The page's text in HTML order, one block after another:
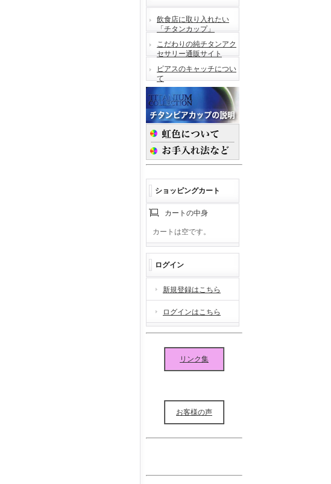
飲食店に取り入れたい
「チタンカップ」
こだわりの純チタンアク
セサリー通販サイト
ピアスのキャッチについ
て
ショッピングカート
カートの中身
カートは空です。
ログイン
新規登録はこちら
ログインはこちら
リンク集
お客様の声